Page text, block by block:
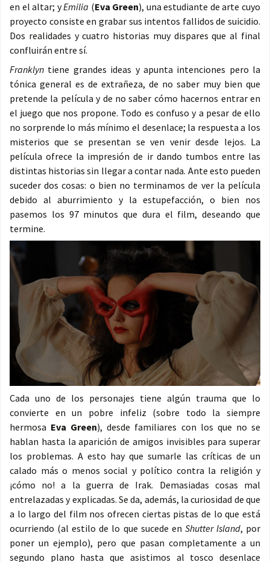
en el altar; yEmilia (Eva Green), una estudiante de arte cuyo
proyecto consiste en grabar sus intentos fallidos de suicidio.
Dos realidades y cuatro historias muy dispares que al final
confluirán entre sí.
Franklyn tiene grandes ideas y apunta intenciones pero la
tónica general es de extrañeza, de no saber muy bien que
pretende la película y de no saber cómo hacernos entrar en
el juego que nos propone. Todo es confuso y a pesar de ello
no sorprende lo más mínimo el desenlace; la respuesta a los
misterios que se presentan se ven venir desde lejos. La
película ofrece la impresión de ir dando tumbos entre las
distintas historias sin llegar a contar nada. Ante esto pueden
suceder dos cosas: o bien no terminamos de ver la película
debido al aburrimiento y la estupefacción, o bien nos
pasemos los 97 minutos que dura el film, deseando que
termine.
Cada uno de los personajes tiene algún trauma que lo
convierte en un pobre infeliz (sobre todo la siempre
hermosa Eva Green), desde familiares con los que no se
hablan hasta la aparición de amigos invisibles para superar
los problemas. A esto hay que sumarle las críticas de un
calado más o menos social y político contra la religión y
¡cómo no! a la guerra de Irak. Demasiadas cosas mal
entrelazadas y explicadas. Se da, además, la curiosidad de que
a lo largo del film nos ofrecen ciertas pistas de lo que está
ocurriendo (al estilo de lo que sucede en Shutter Island, por
poner un ejemplo), pero que pasan completamente a un
segundo plano hasta que asistimos al tosco desenlace